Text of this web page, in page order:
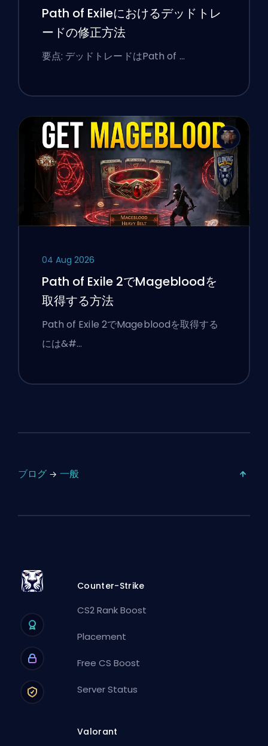
Path of Exileにおけるデッドトレ
ードの修正方法
要点: デッドトレードはPath of …
04 Aug 2026
Path of Exile 2でMagebloodを
取得する方法
Path of Exile 2でMagebloodを取得する
には&#…
ブログ 一般
Counter-Strike
CS2 Rank Boost
Placement
Free CS Boost
Server Status
Valorant